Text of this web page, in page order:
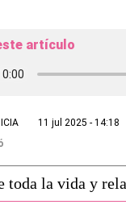
artículo
11 jul 2025 - 14:18
toda la vida y